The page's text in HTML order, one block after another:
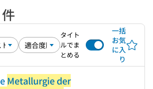
タイト
ルでま
とめる
一括
お気
に入
り
Metallurgie der